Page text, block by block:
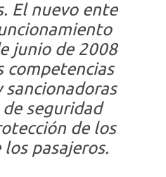
El nuevo ente
junio de 2008
competencias
sancionadoras
seguridad
de los
los pasajeros.